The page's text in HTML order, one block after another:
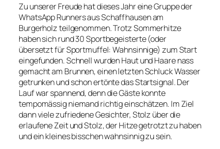
Zu unserer Freude hat dieses Jahr eine Gruppe der
WhatsApp Runners aus Schaffhausen am
Burgerholz teilgenommen. Trotz Sommerhitze
haben sich rund 30 Sportbegeisterte (oder
übersetzt für Sportmuffel: Wahnsinnige) zum Start
eingefunden. Schnell wurden Haut und Haare nass
gemacht am Brunnen, einen letzten Schluck Wasser
getrunken und schon ertönte das Startsignal. Der
Lauf war spannend, denn die Gäste konnte
tempomässig niemand richtig einschätzen. Im Ziel
dann viele zufriedene Gesichter, Stolz über die
erlaufene Zeit und Stolz, der Hitze getrotzt zu haben
und ein kleines bisschen wahnsinnig zu sein.